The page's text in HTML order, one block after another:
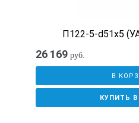
П122-5-d51x5
26 169 руб.
В
КУПИТЬ